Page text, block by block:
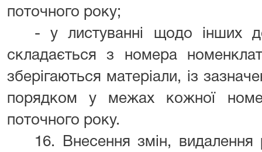
поточного року;
- у листуванні щодо інших
складається з номера
зберігаються матеріали, із
порядком у межах кожної
поточного року.
16. Внесення змін, видалення